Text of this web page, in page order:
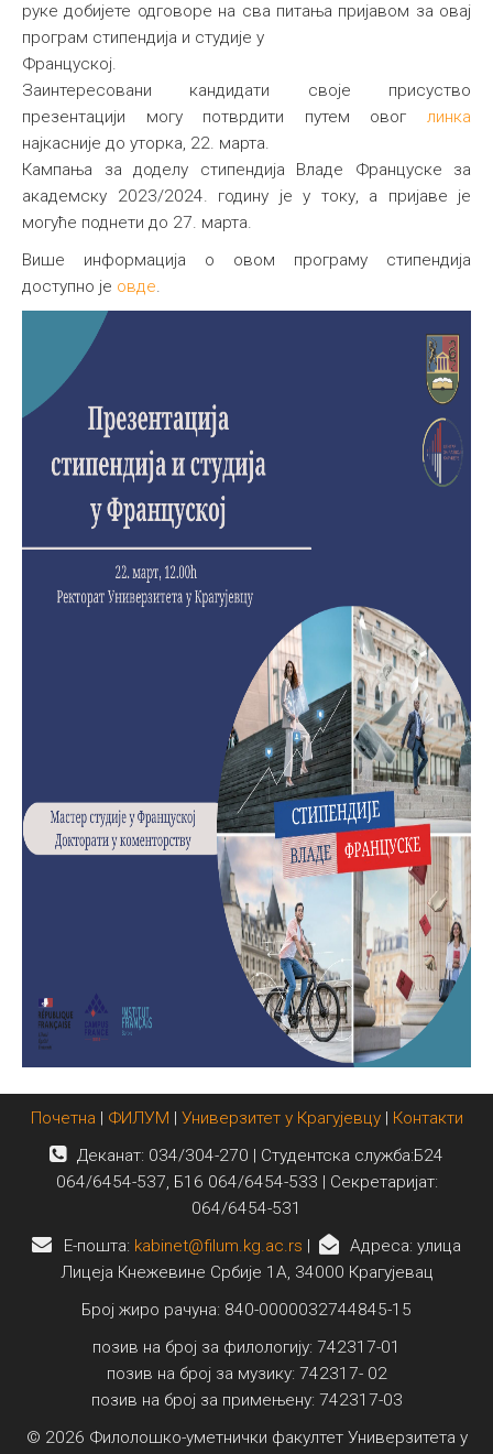
руке добијете одговоре на сва питања пријавом за овај
програм стипендија и студије у
Француској.
Заинтересовани кандидати своје присуство
презентацији могу потврдити путем овог линка
најкасније до уторка, 22. марта.
Кампања за доделу стипендија Владе Француске за
академску 2023/2024. годину је у току, а пријаве је
могуће поднети до 27. марта.
Више информација о овом програму стипендија
доступно је овде.
Почетна | ФИЛУМ | Универзитет у Крагујевцу| Контакти
Деканат: 034/304-270 | Студентска служба:Б24
064/6454-537, Б16 064/6454-533 | Секретаријат:
064/6454-531
E-пошта: kabinet@filum.kg.ac.rs |
Адреса: улица
Лицеја Кнежевине Србије 1А, 34000 Крагујевац
Број жиро рачуна: 840-0000032744845-15
позив на број за филологију: 742317-01
позив на број за музику: 742317- 02
позив на број за примењену: 742317-03
© 2026 Филолошко-уметнички факултет Универзитета у